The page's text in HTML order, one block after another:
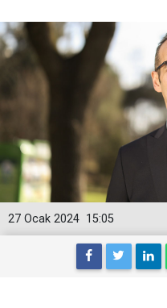
15:05
27 Ocak 2024